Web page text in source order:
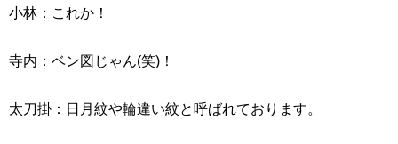
小林：これか！
寺内：ベン図じゃん(笑)！
太刀掛：日月紋や輪違い紋と呼ばれております。